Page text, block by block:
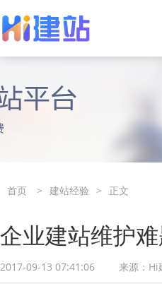
轻服务建站
专属服务经理为您定制模板网站
用户案例
企业建站信赖推荐
首页 > 建站经验 > 正文
企业建站维护
2017-09-13 07:41:06 来源： Hi